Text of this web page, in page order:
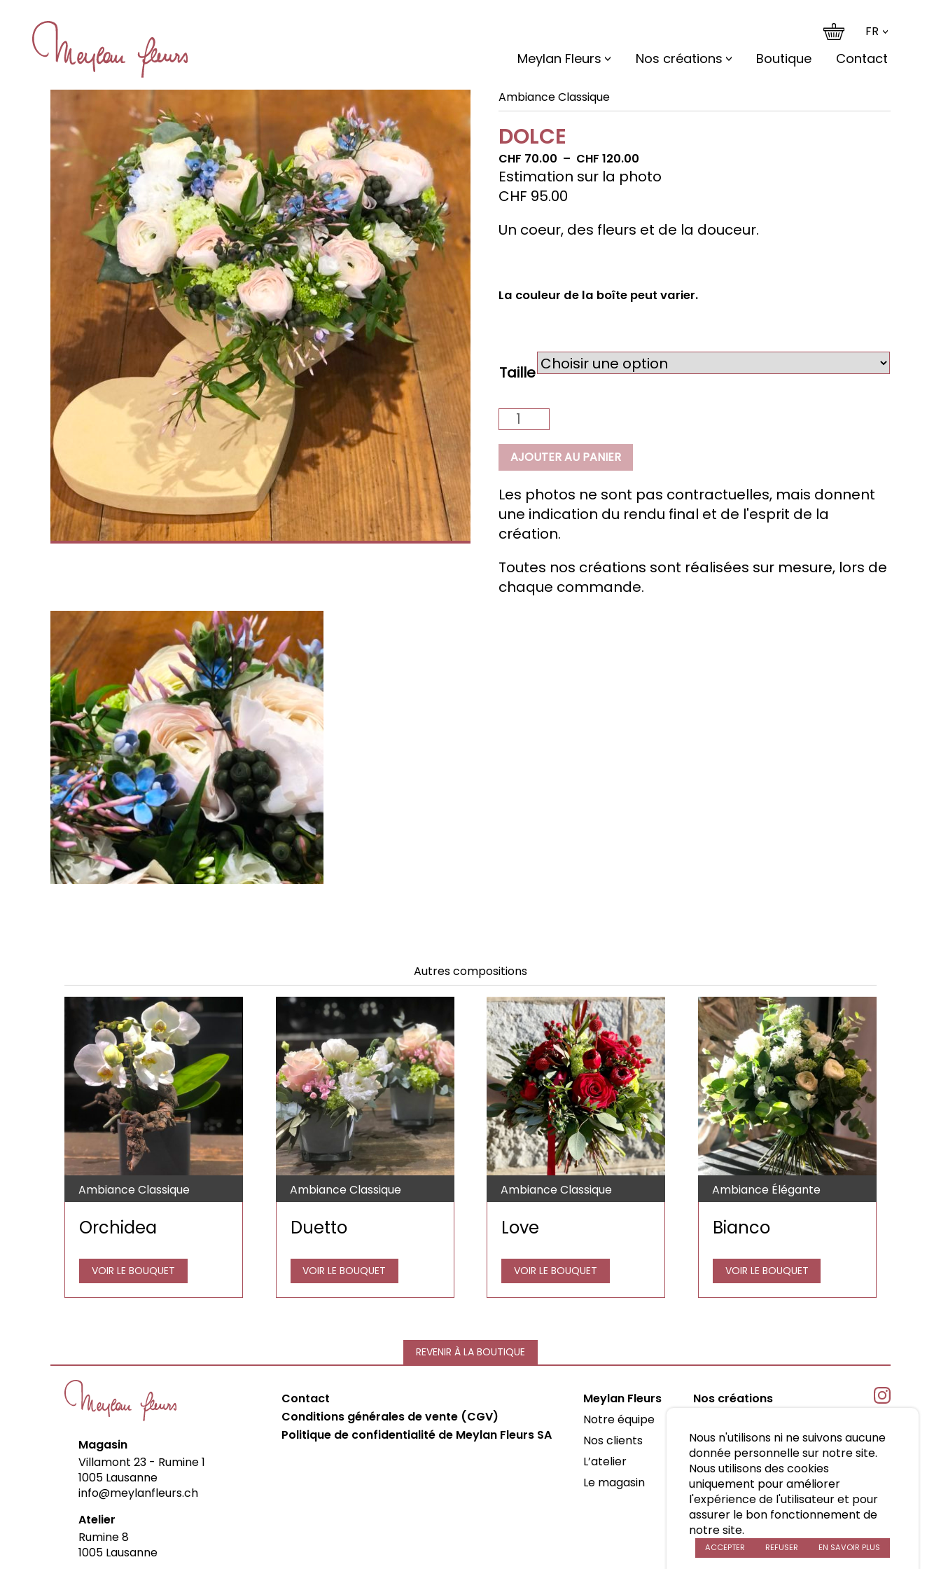
Meylan Fleurs Nos créations Boutique Contact
FR
Ambiance Classique
DOLCE
CHF 70.00 – CHF 120.00
de
CHF120.00
Estimation sur la photo
CHF 95.00
Un coeur, des fleurs et de la douceur.
La couleur de la boîte peut varier.
Taille
quantité
Dolce
AJOUTER AU PANIER
Les photos ne sont pas contractuelles, mais donnent
une indication du rendu final et de l'esprit de la
création.
Toutes nos créations sont réalisées sur mesure, lors de
chaque commande.
Autres compositions
Ambiance Classique
Orchidea
VOIR LE BOUQUET
Ambiance Classique
Duetto
VOIR LE BOUQUET
Ambiance Classique
Love
VOIR LE BOUQUET
Ambiance Élégante
Bianco
VOIR LE BOUQUET
REVENIR À LA BOUTIQUE
Magasin
Villamont 23 - Rumine 1
1005 Lausanne
info@meylanfleurs.ch
Atelier
Rumine 8
1005 Lausanne
Contact
Conditions générales de vente (CGV)
Politique de confidentialité de Meylan Fleurs SA
Meylan Fleurs
Notre équipe
Nos clients
L’atelier
Le magasin
Nos créations
Réceptions
Deuil
Mariage
Bouquets et arrangements
Décoration d’espaces
Nous n'utilisons ni ne suivons aucune
donnée personnelle sur notre site.
Nous utilisons des cookies
uniquement pour améliorer
l'expérience de l'utilisateur et pour
assurer le bon fonctionnement de
notre site.
ACCEPTER REFUSER EN SAVOIR PLUS